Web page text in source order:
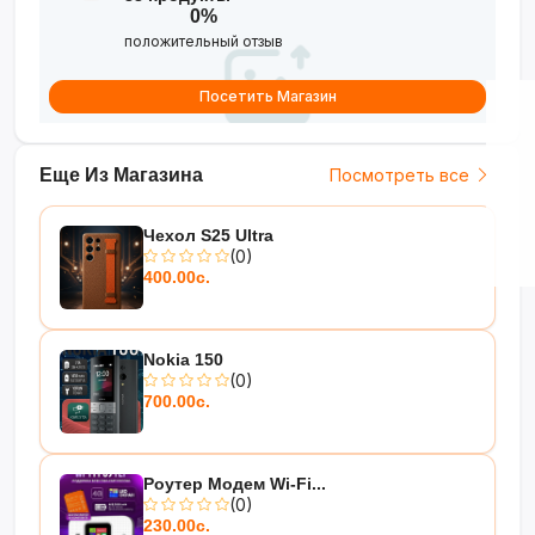
Еще Из Магазина Посмотреть все
Чехол S25 Ultra
(0)
400.00с.
Nokia 150
(0)
700.00с.
Роутер Модем Wi-Fi...
(0)
230.00с.
0%
положительный отзыв
Посетить Магазин